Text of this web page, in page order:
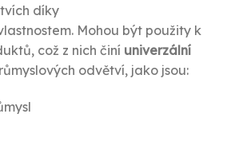
díky
Mohou být použity k
což z nich činí univerzální
odvětví, jako jsou: